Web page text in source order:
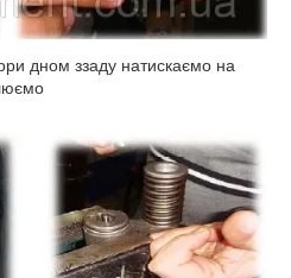
дном ззаду натискаємо на